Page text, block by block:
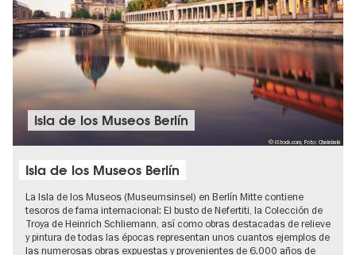
© iStock.com, Foto: Chalabala
Isla de los Museos Berlín
Isla de los Museos Berlín
La Isla de los Museos (Museumsinsel) en Berlín Mitte contiene
tesoros de fama internacional: El busto de Nefertiti, la Colección de
Troya de Heinrich Schliemann, así como obras destacadas de relieve
y pintura de todas las épocas representan unos cuantos ejemplos de
las numerosas obras expuestas y provenientes de 6.000 años de